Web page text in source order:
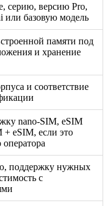
серию, версию Pro,
или базовую модель
памяти под
и хранение
и соответствие
nano-SIM, eSIM
+ eSIM, если это
поддержку нужных
с